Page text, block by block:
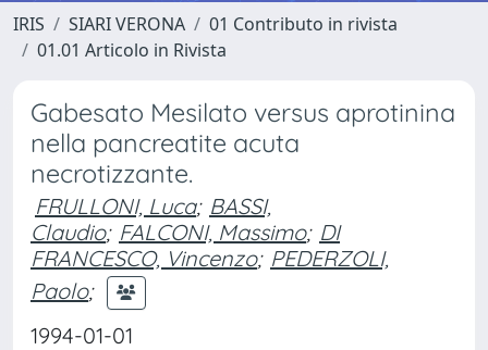
IRIS SIARI VERONA
01 Contributo in rivista
01.01 Articolo in Rivista
Gabesato Mesilato versus aprotinina
nella pancreatite acuta
necrotizzante.
FRULLONI, Luca; BASSI,
Claudio; FALCONI, Massimo; DI
FRANCESCO, Vincenzo; PEDERZOLI,
Paolo;
1994-01-01